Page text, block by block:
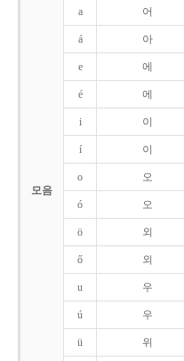
모음
a 어
á 아
e 에
é 에
i 이
í 이
o 오
ó 오
ö 외
ő 외
u 우
ú 우
ü 위